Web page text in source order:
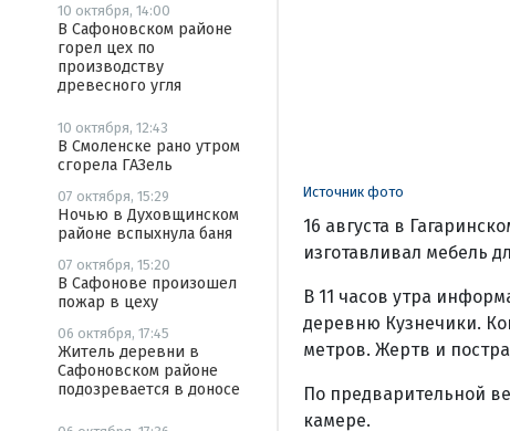
10 октября, 14:00
В Сафоновском районе
горел цех по
производству
древесного угля
10 октября, 12:43
В Смоленске рано утром
сгорела ГАЗель
07 октября, 15:29
Ночью в Духовщинском
районе вспыхнула баня
07 октября, 15:20
В Сафонове произошел
пожар в цеху
06 октября, 17:45
Житель деревни в
Сафоновском районе
подозревается в доносе
Источник фото
16 августа в
изготавливал мебель
В 11 часов утра
деревню Кузнечики.
метров. Жертв и
По предварительной
камере.